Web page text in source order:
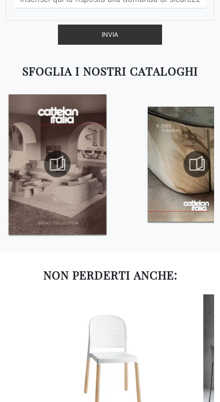
SFOGLIA I NOSTRI CATALOGHI
INVIA
NON PERDERTI ANCHE: